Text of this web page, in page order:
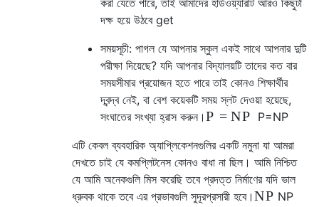
দক্ষ হয়ে উঠবে get
সময়সূচী: পাগল যে আপনার স্কুল একই সাথে আপনার দুটি
পরীক্ষা দিয়েছে? যদি আপনার বিদ্যালয়টি তাদের কত বার
সময়সীমার প্রয়োজন হতে পারে তাই কোনও শিক্ষার্থীর
দ্বন্দ্ব নেই, বা বেশ কয়েকটি সময় স্লট দেওয়া হয়েছে,
সংঘাতের সংখ্যা হ্রাস করুন। P = NP P=NP
এটি কেবল ব্যবহারিক অ্যাপ্লিকেশনগুলির একটি নমুনা যা আমরা
দেখতে চাই যে কমপ্লিটনেস কোনও বাধা না ছিল। আমি নিশ্চিত
যে আমি অনেকগুলি মিস করেছি তবে প্রদত্ত নির্মাণের যদি ভাল
ধ্রুবক থাকে তবে এর প্রভাবগুলি সুদূরপ্রসারী হবে। NP NP